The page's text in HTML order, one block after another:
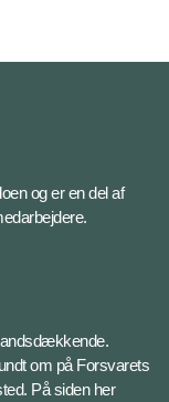
og er en del af
om på Forsvarets
På siden her